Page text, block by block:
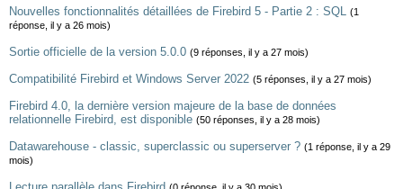
Nouvelles fonctionnalités détaillées de Firebird 5 - Partie 2 : SQL (1
réponse, il y a 26 mois)
Sortie officielle de la version 5.0.0 (9 réponses, il y a 27 mois)
Compatibilité Firebird et Windows Server 2022 (5 réponses, il y a 27 mois)
Firebird 4.0, la dernière version majeure de la base de données
relationnelle Firebird, est disponible (50 réponses, il y a 28 mois)
Datawarehouse - classic, superclassic ou superserver ? (1 réponse, il y a 29
mois)